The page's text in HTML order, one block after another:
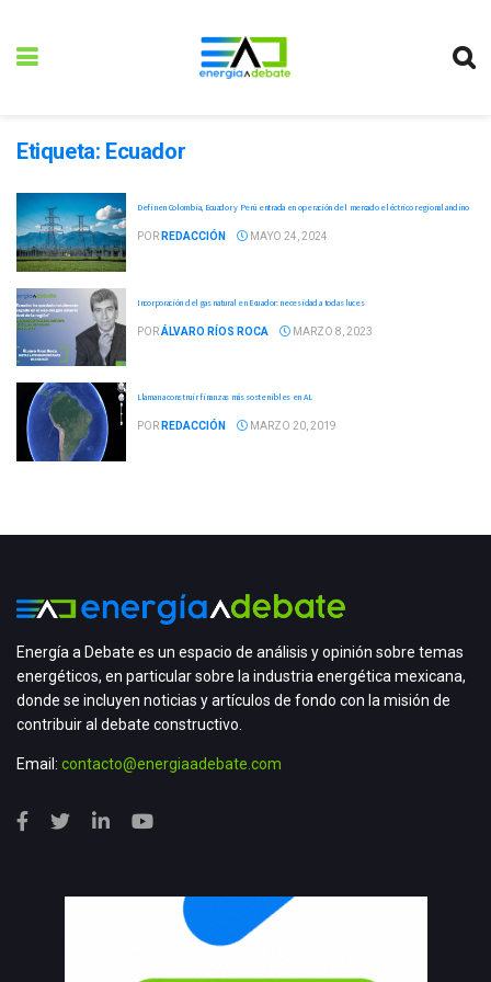
Etiqueta: Ecuador
Definen Colombia, Ecuador y Perú entrada en operación del mercado eléctrico regional andino
POR REDACCIÓN MAYO 24, 2024
Incorporación del gas natural en Ecuador: necesidad a todas luces
PORÁLVARO RÍOS ROCA MARZO 8, 2023
Llaman a construir finanzas más sostenibles en AL
POR REDACCIÓN MARZO 20, 2019
Energía a Debate es un espacio de análisis y opinión sobre temas
energéticos, en particular sobre la industria energética mexicana,
donde se incluyen noticias y artículos de fondo con la misión de
contribuir al debate constructivo.
Email: contacto@energiaadebate.com